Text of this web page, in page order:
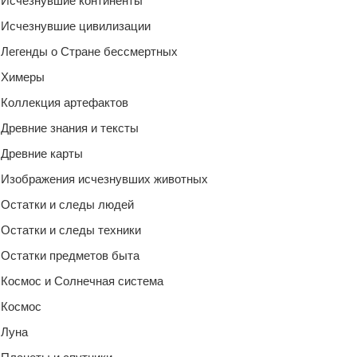
Исчезнувшие цивилизации
Легенды о Стране бессмертных
Химеры
Коллекция артефактов
Древние знания и тексты
Древние карты
Изображения исчезнувших животных
Остатки и следы людей
Остатки и следы техники
Остатки предметов быта
Космос и Солнечная система
Космос
Луна